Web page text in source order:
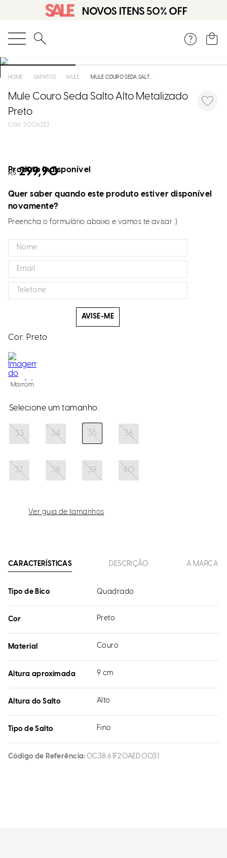
O que você está procurando?
SAPATOS MULE MULE COURO SEDA SALTO ALTO METALIZADO PRETO
Mule Couro Seda Salto Alto Metalizado
Preto
: 3006223
R$ 299,90
Produto indisponível
Quer saber quando este produto estiver disponível
novamente?
Preencha o formulário abaixo e vamos te avisar :)
AVISE-ME
Cor: Preto
Marrom
33 34 35 36
37 38 39 40
Ver guia de tamanhos
CARACTERÍSTICAS DESCRIÇÃO A MARCA
Tipo de Bico Quadrado
Cor Preto
Material Couro
Altura aproximada 9 cm
Altura do Salto Alto
Tipo de Salto Fino
Código de Referência 0C38.61F2.0AED.0031